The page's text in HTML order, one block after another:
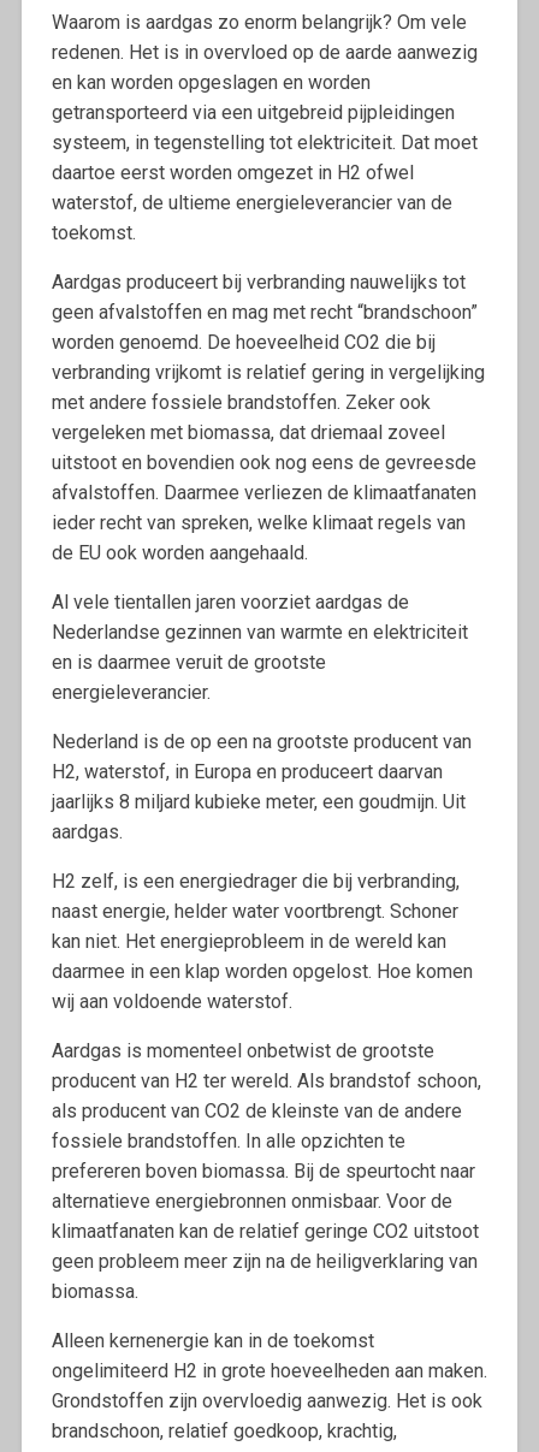
Waarom is aardgas zo enorm belangrijk? Om vele
redenen. Het is in overvloed op de aarde aanwezig
en kan worden opgeslagen en worden
getransporteerd via een uitgebreid pijpleidingen
systeem, in tegenstelling tot elektriciteit. Dat moet
daartoe eerst worden omgezet in H2 ofwel
waterstof, de ultieme energieleverancier van de
toekomst.
Aardgas produceert bij verbranding nauwelijks tot
geen afvalstoffen en mag met recht “brandschoon”
worden genoemd. De hoeveelheid CO2 die bij
verbranding vrijkomt is relatief gering in vergelijking
met andere fossiele brandstoffen. Zeker ook
vergeleken met biomassa, dat driemaal zoveel
uitstoot en bovendien ook nog eens de gevreesde
afvalstoffen. Daarmee verliezen de klimaatfanaten
ieder recht van spreken, welke klimaat regels van
de EU ook worden aangehaald.
Al vele tientallen jaren voorziet aardgas de
Nederlandse gezinnen van warmte en elektriciteit
en is daarmee veruit de grootste
energieleverancier.
Nederland is de op een na grootste producent van
H2, waterstof, in Europa en produceert daarvan
jaarlijks 8 miljard kubieke meter, een goudmijn. Uit
aardgas.
H2 zelf, is een energiedrager die bij verbranding,
naast energie, helder water voortbrengt. Schoner
kan niet. Het energieprobleem in de wereld kan
daarmee in een klap worden opgelost. Hoe komen
wij aan voldoende waterstof.
Aardgas is momenteel onbetwist de grootste
producent van H2 ter wereld. Als brandstof schoon,
als producent van CO2 de kleinste van de andere
fossiele brandstoffen. In alle opzichten te
prefereren boven biomassa. Bij de speurtocht naar
alternatieve energiebronnen onmisbaar. Voor de
klimaatfanaten kan de relatief geringe CO2 uitstoot
geen probleem meer zijn na de heiligverklaring van
biomassa.
Alleen kernenergie kan in de toekomst
ongelimiteerd H2 in grote hoeveelheden aan maken.
Grondstoffen zijn overvloedig aanwezig. Het is ook
brandschoon, relatief goedkoop, krachtig,